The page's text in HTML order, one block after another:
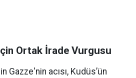
Ortak İrade Vurgusu
Gazze'nin acısı, Kudüs’ün